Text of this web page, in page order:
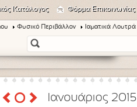
Κατάλογος Φόρμα Επικοινωνίας
Φυσικό Περιβάλλον Ιαματικά Λουτρά
Ιανουάριος 2015